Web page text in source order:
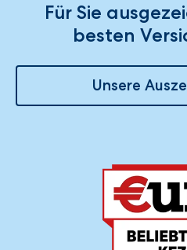
Für Sie
besten
Unsere